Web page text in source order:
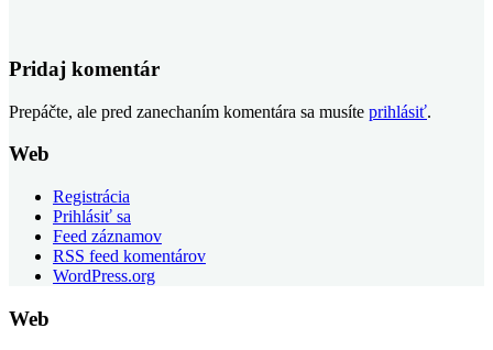
Pridaj komentár
Prepáčte, ale pred zanechaním komentára sa musíte prihlásiť.
Web
Registrácia
Prihlásiť sa
Feed záznamov
RSS feed komentárov
WordPress.org
Web